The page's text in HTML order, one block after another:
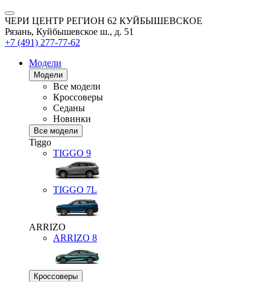
ЧЕРИ ЦЕНТР РЕГИОН 62 КУЙБЫШЕВСКОЕ
Рязань, Куйбышевское ш., д. 51
+7 (491) 277-77-62
Модели
Модели
Все модели
Кроссоверы
Седаны
Новинки
Все модели
Tiggo
TIGGO 9
TIGGO 7L
ARRIZO
ARRIZO 8
Кроссоверы